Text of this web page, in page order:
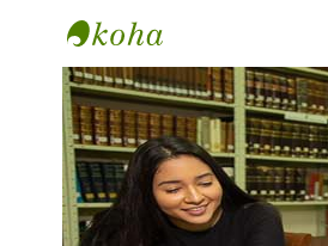
Biblioteca Universidad